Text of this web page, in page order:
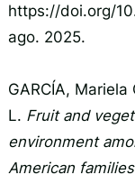
https://doi.org/
ago. 2025.
GARCÍA, Mariela
L. Fruit and
environment
American families